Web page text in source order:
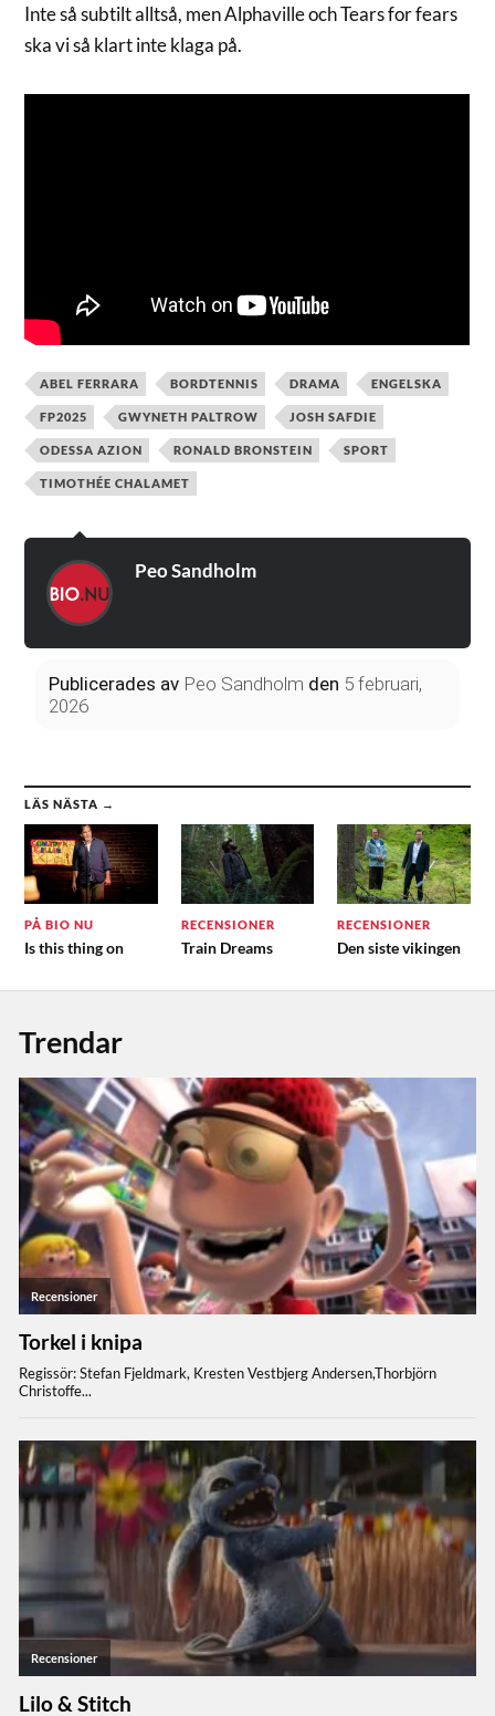
Inte så subtilt alltså, men Alphaville och Tears for fears
ska vi så klart inte klaga på.
ABEL FERRARA BORDTENNIS DRAMA ENGELSKA
FP2025 GWYNETH PALTROW JOSH SAFDIE
ODESSA AZION RONALD BRONSTEIN SPORT
TIMOTHÉE CHALAMET
Peo Sandholm
Publicerades av Peo Sandholm den 5 februari,
2026
LÄS NÄSTA →
PÅ BIO NU
Is this thing on
RECENSIONER
Train Dreams
RECENSIONER
Den siste vikingen
Trendar